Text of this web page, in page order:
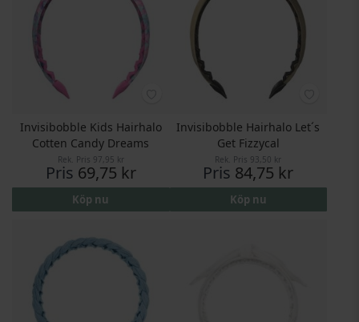
Invisibobble Kids Hairhalo
Cotten Candy Dreams
Rek. Pris 97,95 kr
Pris 69,75 kr
Köp nu
Invisibobble Hairhalo Let´s
Get Fizzycal
Rek. Pris 93,50 kr
Pris 84,75 kr
Köp nu